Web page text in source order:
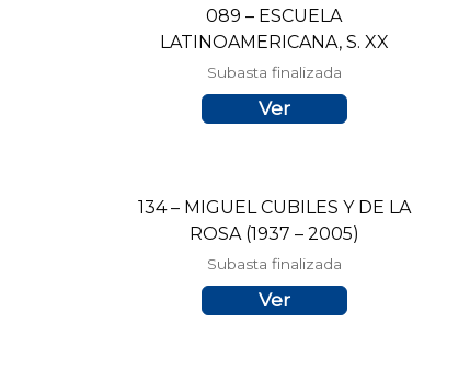
089 – ESCUELA
LATINOAMERICANA, S. XX
Subasta finalizada
Ver
134 – MIGUEL CUBILES Y DE LA
ROSA (1937 – 2005)
Subasta finalizada
Ver